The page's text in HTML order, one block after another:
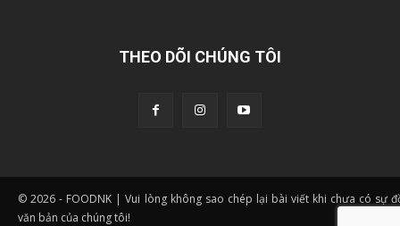
THEO DÕI CHÚNG TÔI
© 2026 - FOODNK | Vui lòng không sao chép lại bài viết khi chưa có sự
văn bản của chúng tôi!